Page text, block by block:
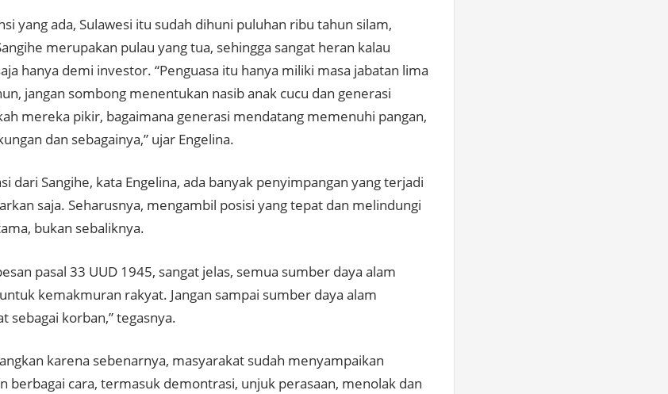
yang ada, Sulawesi itu sudah dihuni puluhan ribu tahun silam,
merupakan pulau yang tua, sehingga sangat heran kalau
hanya demi investor. “Penguasa itu hanya miliki masa jabatan lima
jangan sombong menentukan nasib anak cucu dan generasi
mereka pikir, bagaimana generasi mendatang memenuhi pangan,
dan sebagainya,” ujar Engelina.
dari Sangihe, kata Engelina, ada banyak penyimpangan yang terjadi
saja. Seharusnya, mengambil posisi yang tepat dan melindungi
bukan sebaliknya.
pasal 33 UUD 1945, sangat jelas, semua sumber daya alam
kemakmuran rakyat. Jangan sampai sumber daya alam
sebagai korban,” tegasnya.
karena sebenarnya, masyarakat sudah menyampaikan
berbagai cara, termasuk demontrasi, unjuk perasaan, menolak dan